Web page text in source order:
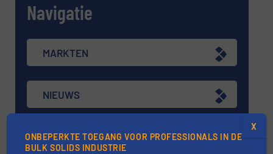
Navigatie
MARKTEN
NIEUWS
TECHNIEK ZONES
ONBEPERKTE TOEGANG VOOR PROFESSIONALS IN DE
BULK SOLIDS INDUSTRIE
X